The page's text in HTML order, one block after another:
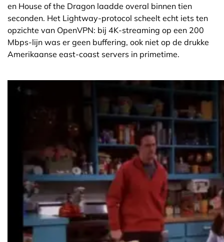
en House of the Dragon laadde overal binnen tien
seconden. Het Lightway-protocol scheelt echt iets ten
opzichte van OpenVPN: bij 4K-streaming op een 200
Mbps-lijn was er geen buffering, ook niet op de drukke
Amerikaanse east-coast servers in primetime.